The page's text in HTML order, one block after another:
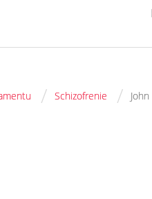
/ Schizofrenie / John